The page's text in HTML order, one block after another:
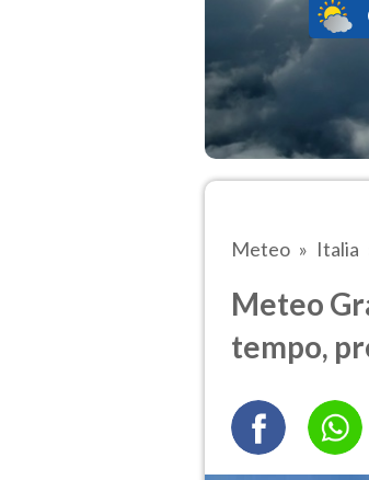
Meteo Italia
Meteo
tempo,